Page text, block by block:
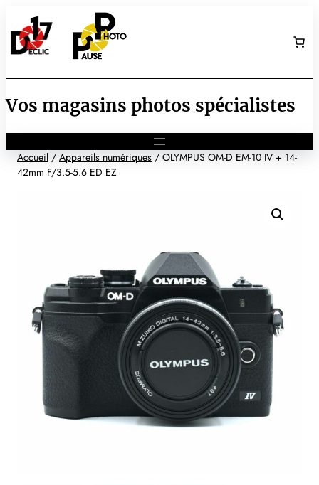
au
contenu
Vos magasins photos spécialistes
Accueil / Appareils numériques / OLYMPUS OM-D EM-10 IV + 14-
42mm F/3.5-5.6 ED EZ